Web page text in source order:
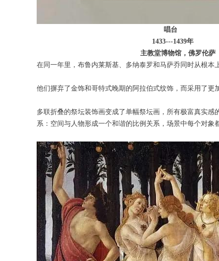
唱台
1433---1439年
主教堂博物馆，佛罗伦萨
在同一年里，布鲁内莱斯基、多纳泰罗和马萨乔同时从根本
他们摒弃了金饰和哥特式晚期的阿拉伯式纹饰，而采用了更
多联折叠的祭坛装饰画变成了单幅祭坛画，所有极富真实
系：空间与人物形成一个和谐的比例关系，场景中每个对象